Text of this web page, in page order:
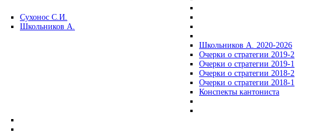
Сухонос С.И.
Школьников А.
Школьников А. 2020-2026
Очерки о стратегии 2019-2
Очерки о стратегии 2019-1
Очерки о стратегии 2018-2
Очерки о стратегии 2018-1
Конспекты кантониста